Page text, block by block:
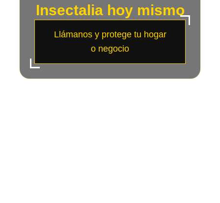
Insectalia hoy mismo
Llámanos y protege tu hogar
o negocio